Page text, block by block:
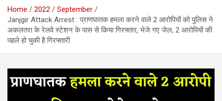
Home 2022
September
Janjgir Attack Arrest : प्राणघातक हमला करने वाले 2 आरोपियों को पुलिस ने
अकलतरा के रेलवे स्टेशन के पास से किया गिरफ्तार, भेजे गए जेल, 2 आरोपियों की
पहले हो चुकी है गिरफ्तारी